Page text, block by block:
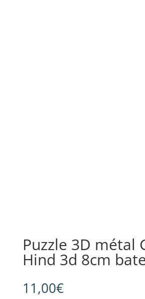
Puzzle 3D métal
Hind 3d 8cm
11,00€